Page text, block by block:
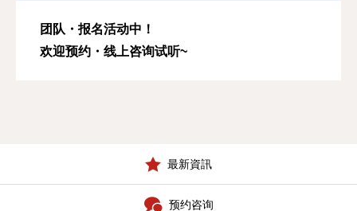
团队・报名活动中！
欢迎预约・线上咨询试听~
最新資訊
预约咨询